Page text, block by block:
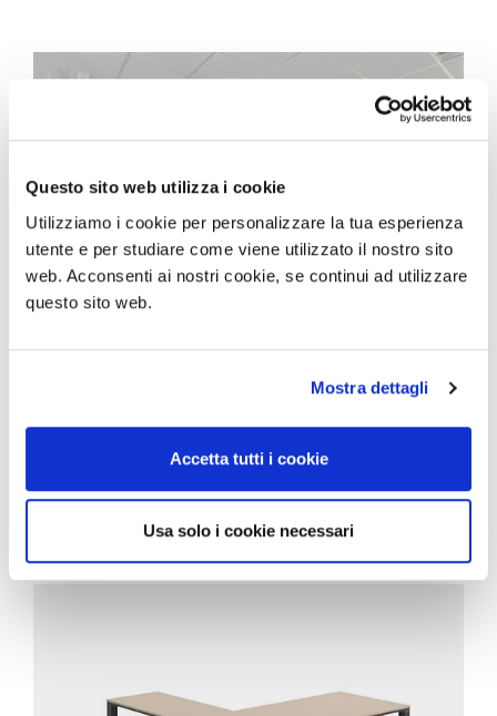
Questo sito web utilizza i cookie
Utilizziamo i cookie per personalizzare la tua esperienza
utente e per studiare come viene utilizzato il nostro sito
web. Acconsenti ai nostri cookie, se continui ad utilizzare
questo sito web.
Mostra dettagli
Accetta tutti i cookie
Usa solo i cookie necessari
CORRELATI